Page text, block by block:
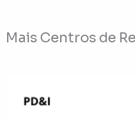
Mais Centros de